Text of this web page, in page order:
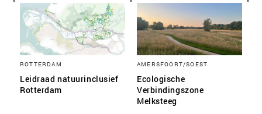
ROTTERDAM
Leidraad natuurinclusief
Rotterdam
AMERSFOORT/SOEST
Ecologische
Verbindingszone
Melksteeg